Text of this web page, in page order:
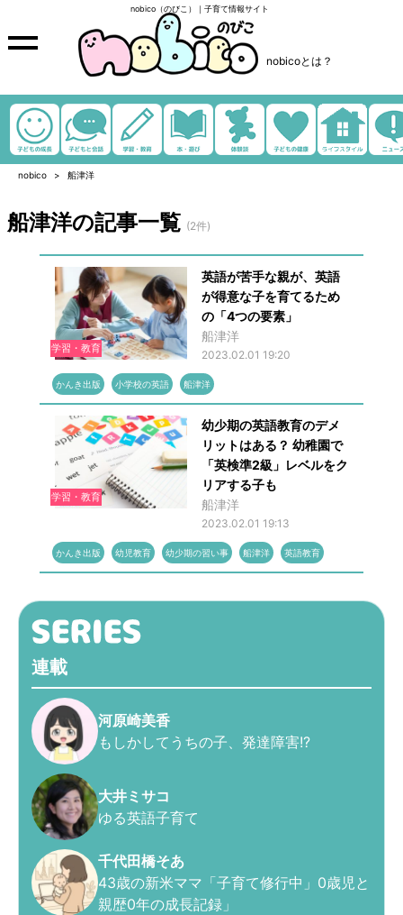
nobico（のびこ）｜子育て情報サイト
nobicoとは？
nobico 船津洋
船津洋の記事一覧 (2件)
学習・教育
英語が苦手な親が、英語
が得意な子を育てるため
の「4つの要素」
船津洋
2023.02.01 19:20
かんき出版 小学校の英語 船津洋
学習・教育
幼少期の英語教育のデメ
リットはある？ 幼稚園で
「英検準2級」レベルをク
リアする子も
船津洋
2023.02.01 19:13
かんき出版 幼児教育 幼少期の習い事 船津洋 英語教育
連載
河原崎美香
もしかしてうちの子、発達障害!?
大井ミサコ
ゆる英語子育て
千代田橋そあ
43歳の新米ママ「子育て修行中」0歳児と
親歴0年の成長記録」